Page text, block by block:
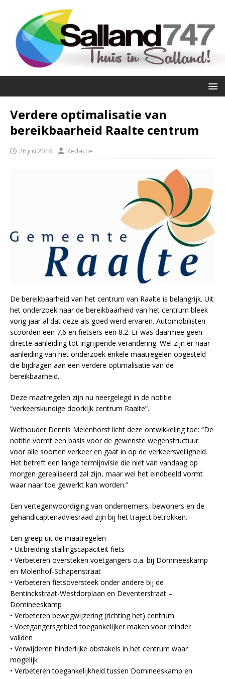
Verdere optimalisatie van
bereikbaarheid Raalte centrum
26 juli 2018 Redactie
De bereikbaarheid van het centrum van Raalte is belangrijk. Uit
het onderzoek naar de bereikbaarheid van het centrum bleek
vorig jaar al dat deze als goed werd ervaren. Automobilisten
scoorden een 7.6 en fietsers een 8.2. Er was daarmee geen
directe aanleiding tot ingrijpende verandering. Wel zijn er naar
aanleiding van het onderzoek enkele maatregelen opgesteld
die bijdragen aan een verdere optimalisatie van de
bereikbaarheid.
Deze maatregelen zijn nu neergelegd in de notitie
“verkeerskundige doorkijk centrum Raalte”.
Wethouder Dennis Melenhorst licht deze ontwikkeling toe: “De
notitie vormt een basis voor de gewenste wegenstructuur
voor alle soorten verkeer en gaat in op de verkeersveiligheid.
Het betreft een lange termijnvisie die niet van vandaag op
morgen gerealiseerd zal zijn, maar wel het eindbeeld vormt
waar naar toe gewerkt kan worden.”
Een vertegenwoordiging van ondernemers, bewoners en de
gehandicaptenadviesraad zijn bij het traject betrokken.
Een greep uit de maatregelen
• Uitbreiding stallingscapaciteit fiets
• Verbeteren oversteken voetgangers o.a. bij Domineeskamp
en Molenhof-Schapenstraat
• Verbeteren fietsoversteek onder andere bij de
Bentinckstraat-Westdorplaan en Deventerstraat –
Domineeskamp
• Verbeteren bewegwijzering (richting het) centrum
• Voetgangersgebied toegankelijker maken voor minder
validen
• Verwijderen hinderlijke obstakels in het centrum waar
mogelijk
• Verbeteren toegankelijkheid tussen Domineeskamp en